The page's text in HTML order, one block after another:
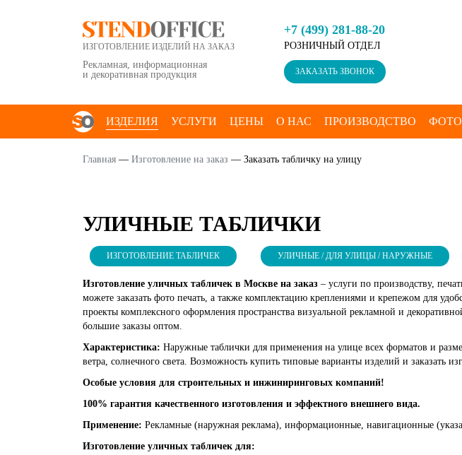
ИЗГОТОВЛЕНИЕ ИЗДЕЛИЙ НА ЗАКАЗ
Рекламная, информационная
и декоративная продукция
+7 (499) 281-88-20
РОЗНИЧНЫЙ ОТДЕЛ
ЗАКАЗАТЬ ЗВОНОК
ИЗДЕЛИЯ УСЛУГИ ЦЕНЫ О НАС ПРОИЗВОДСТВО ФОТО
КОНТАКТЫ
Главная — Изготовление на заказ — Заказать табличку на улицу
УЛИЧНЫЕ ТАБЛИЧКИ
ИЗГОТОВЛЕНИЕ ТАБЛИЧЕК УЛИЧНЫЕ / ДЛЯ УЛИЦЫ / НАРУЖНЫЕ
Изготовление уличных табличек в Москве на заказ – услуги по производству,
можете заказать фото печать, а также комплектацию креплениями и крепежом для
проекты комплексного оформления пространства визуальной рекламной и
большие заказы оптом.
Характеристика: Наружные таблички для применения на улице всех форматов и
ветра, солнечного света. Возможность купить типовые варианты изделий и заказать
Особые условия для строительных и инжиниринговых компаний!
100% гарантия качественного изготовления и эффектного внешнего вида.
Применение: Рекламные (наружная реклама), информационные, навигационные
Изготовление уличных табличек для: